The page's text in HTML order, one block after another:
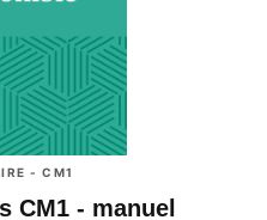
- CM1
CM1 - manuel